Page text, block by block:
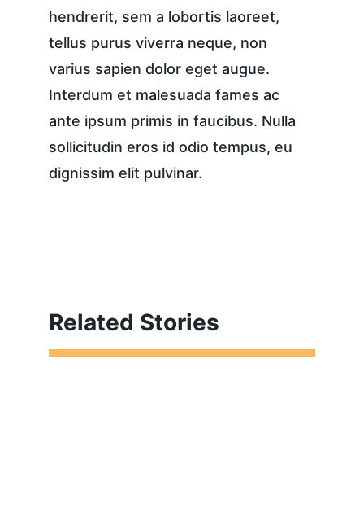
hendrerit, sem a lobortis laoreet,
tellus purus viverra neque, non
varius sapien dolor eget augue.
Interdum et malesuada fames ac
ante ipsum primis in faucibus. Nulla
sollicitudin eros id odio tempus, eu
dignissim elit pulvinar.
Related Stories